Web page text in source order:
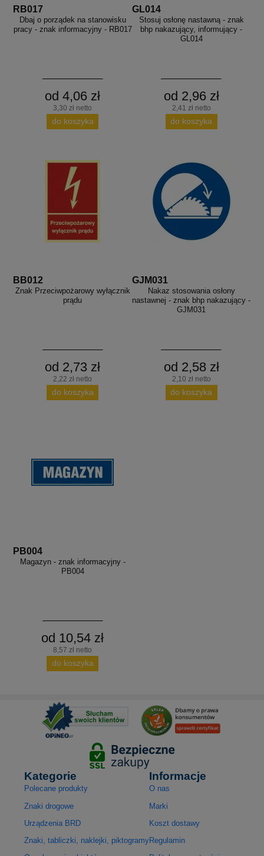
RB017
Dbaj o porządek na stanowisku
pracy - znak informacyjny - RB017
od 4,06 zł
3,30 zł netto
do koszyka
GL014
Stosuj osłonę nastawną - znak
bhp nakazujący, informujący -
GL014
od 2,96 zł
2,41 zł netto
do koszyka
BB012
Znak Przeciwpożarowy wyłącznik
prądu
od 2,73 zł
2,22 zł netto
do koszyka
GJM031
Nakaz stosowania osłony
nastawnej - znak bhp nakazujący -
GJM031
od 2,58 zł
2,10 zł netto
do koszyka
PB004
Magazyn - znak informacyjny -
PB004
od 10,54 zł
8,57 zł netto
do koszyka
Kategorie
Polecane produkty
Znaki drogowe
Urządzenia BRD
Znaki, tabliczki, naklejki, piktogramy
Informacje
O nas
Marki
Koszt dostawy
Regulamin